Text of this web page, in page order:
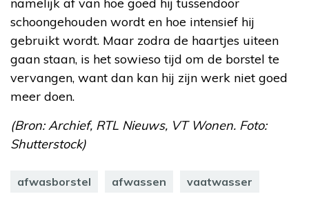
namelijk af van hoe goed hij tussendoor
schoongehouden wordt en hoe intensief hij
gebruikt wordt. Maar zodra de haartjes uiteen
gaan staan, is het sowieso tijd om de borstel te
vervangen, want dan kan hij zijn werk niet goed
meer doen.
(Bron: Archief, RTL Nieuws, VT Wonen. Foto:
Shutterstock)
afwasborstel afwassen vaatwasser